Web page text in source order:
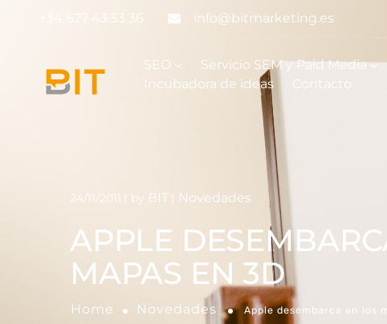
+34 627 43 53 36 info@bitmarketing.es
SEO Servicio SEM y Paid Media
Incubadora de ideas
Contacto
APPLE
MAPAS EN 3D
Home Novedades Apple desembarca en los
24/11/2011 by BIT Novedades